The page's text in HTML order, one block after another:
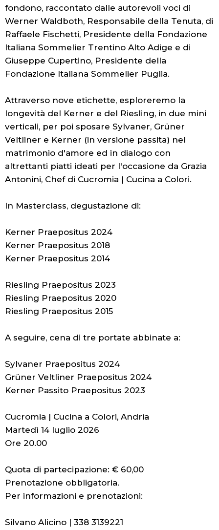
fondono, raccontato dalle autorevoli voci di
Werner Waldboth, Responsabile della Tenuta, di
Raffaele Fischetti, Presidente della Fondazione
Italiana Sommelier Trentino Alto Adige e di
Giuseppe Cupertino, Presidente della
Fondazione Italiana Sommelier Puglia.
Attraverso nove etichette, esploreremo la
longevità del Kerner e del Riesling, in due mini
verticali, per poi sposare Sylvaner, Grüner
Veltliner e Kerner (in versione passita) nel
matrimonio d'amore ed in dialogo con
altrettanti piatti ideati per l'occasione da Grazia
Antonini, Chef di Cucromia | Cucina a Colori.
In Masterclass, degustazione di:
Kerner Praepositus 2024
Kerner Praepositus 2018
Kerner Praepositus 2014
Riesling Praepositus 2023
Riesling Praepositus 2020
Riesling Praepositus 2015
A seguire, cena di tre portate abbinate a:
Sylvaner Praepositus 2024
Grüner Veltliner Praepositus 2024
Kerner Passito Praepositus 2023
Cucromia | Cucina a Colori, Andria
Martedì 14 luglio 2026
Ore 20.00
Quota di partecipazione: € 60,00
Prenotazione obbligatoria.
Per informazioni e prenotazioni:
Silvano Alicino | 338 3139221